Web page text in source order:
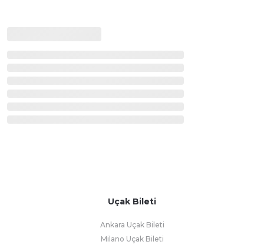
Uçak Bileti
Ankara Uçak Bileti
Milano Uçak Bileti